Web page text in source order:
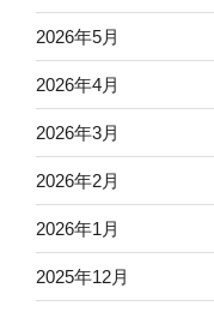
2026年5月
2026年4月
2026年3月
2026年2月
2026年1月
2025年12月